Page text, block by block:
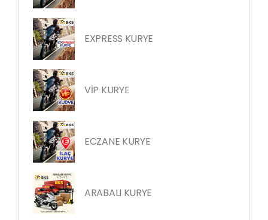
EXPRESS KURYE
VİP KURYE
ECZANE KURYE
ARABALI KURYE